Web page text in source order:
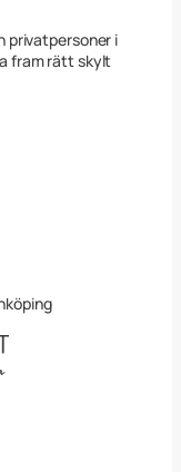
privatpersoner i
fram rätt skylt